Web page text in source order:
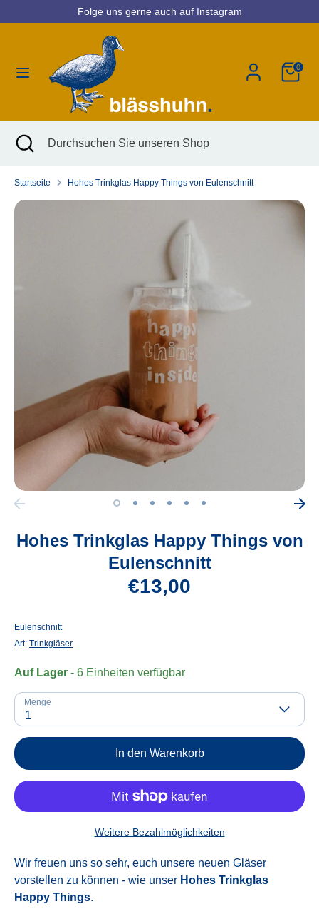
zum
Folge uns gerne auch auf Instagram
0
Währung
SuchenDurchsuchen
Sie
unseren
Shop
SuchenDurchsuchen
Shop
Suche
schließen
Startseite Hohes Trinkglas Happy Things von Eulenschnitt
Hohes Trinkglas Happy Things von
Eulenschnitt
€13,00
Eulenschnitt
Art: Trinkgläser
Auf Lager - 6 Einheiten verfügbar
Menge
1
In den Warenkorb
Weitere Bezahlmöglichkeiten
Wir freuen uns so sehr, euch unsere neuen Gläser
vorstellen zu können - wie unser Hohes Trinkglas
Happy Things.